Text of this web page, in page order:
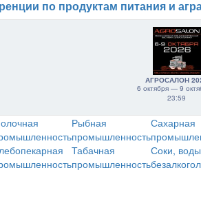
по продуктам питания и
АГРОСАЛОН
6 октября — 9
23:59
Рыбная
промышленность
Сахарная
Табачная
промышленность
Соки,